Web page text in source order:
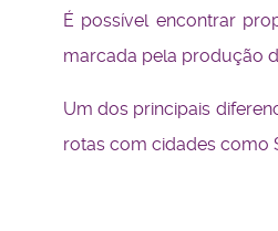
É possível encontrar
marcada pela produção
Um dos principais
rotas com cidades como